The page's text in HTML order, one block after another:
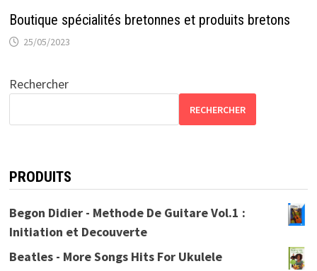
Boutique spécialités bretonnes et produits bretons
25/05/2023
Rechercher
RECHERCHER
PRODUITS
Begon Didier - Methode De Guitare Vol.1 :
Initiation et Decouverte
Beatles - More Songs Hits For Ukulele